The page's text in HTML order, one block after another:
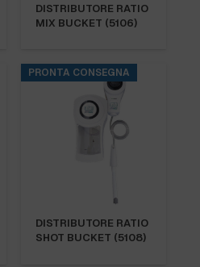
DISTRIBUTORE RATIO
MIX BUCKET (5106)
PRONTA CONSEGNA
DISTRIBUTORE RATIO
SHOT BUCKET (5108)